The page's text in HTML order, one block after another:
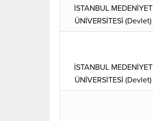
İSTANBUL MEDENİYET
ÜNİVERSİTESİ (Devlet)
İSTANBUL MEDENİYET
ÜNİVERSİTESİ (Devlet)